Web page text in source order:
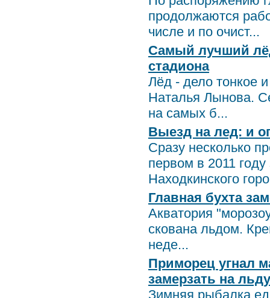
продолжаются
числе и по очист...
Самый лучший
стадиона
Лёд - дело тонкое
Наталья Лынова.
на самых б...
Выезд на лед: и
Сразу несколько
первом в 2011
Находкинского
Главная бухта
Акватория
скована льдом.
неде...
Приморец угнал
замерзать на льду
Зимняя рыбалка